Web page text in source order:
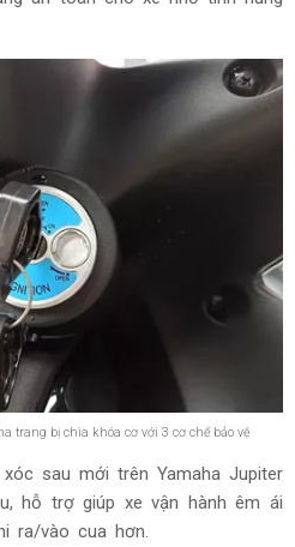
trang bị chìa khóa cơ với 3 cơ chế bảo vệ
sau mới trên Yamaha Jupiter
hỗ trợ giúp xe vận hành êm ái
ra/vào cua hơn.